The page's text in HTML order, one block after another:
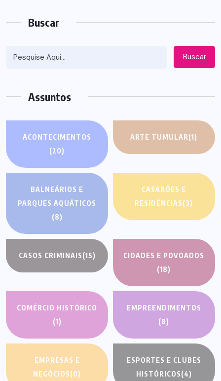
Buscar
Buscar
Assuntos
ACONTECIMENTOS
(20)
ARTE TUMULAR(1)
BALNEÁRIOS E
PARQUES AQUÁTICOS
(8)
CASARÕES E
RESIDÊNCIAS(3)
CASOS CRIMINAIS(15)
CIDADES E POVOADOS
(18)
COMÉRCIO HISTÓRICO
(1)
EMPREENDIMENTOS
(8)
EMPRESAS E
NEGÓCIOS(0)
ESPORTES E CLUBES
HISTÓRICOS(4)